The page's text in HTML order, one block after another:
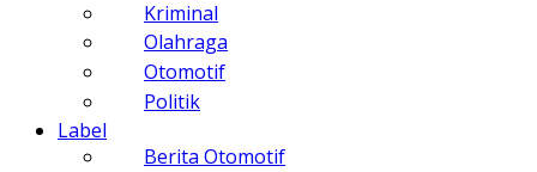
Kriminal
Olahraga
Otomotif
Politik
Label
Berita Otomotif